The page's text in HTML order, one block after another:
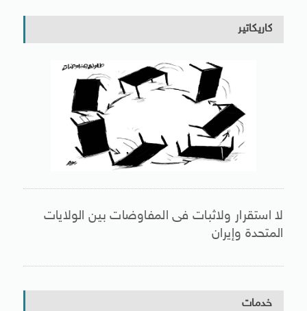
كاريكاتير
لا استقرار ولاثبات فى المفاوضات بين الولايات
المتحدة وإيران
خدمات